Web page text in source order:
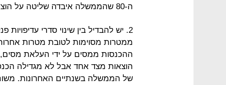
ה-80 שהממשלה איבדה שליטה על הוצאותיה.
2. יש להבדיל בין שינוי סדרי
ממטרות מסוימות לטובת מטרות
ההכנסות ממסים על ידי העלאת מסים,
הוצאות מצד אחד אבל לא מגדילה
של הממשלה בשנתיים האחרונות.